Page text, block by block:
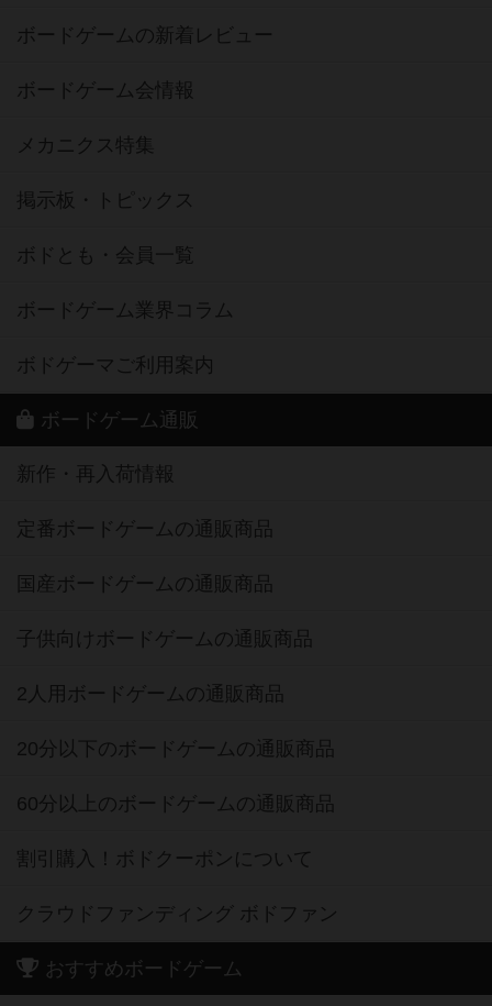
ボードゲームの新着レビュー
ボードゲーム会情報
メカニクス特集
掲示板・トピックス
ボドとも・会員一覧
ボードゲーム業界コラム
ボドゲーマご利用案内
ボードゲーム通販
新作・再入荷情報
定番ボードゲームの通販商品
国産ボードゲームの通販商品
子供向けボードゲームの通販商品
2人用ボードゲームの通販商品
20分以下のボードゲームの通販商品
60分以上のボードゲームの通販商品
割引購入！ボドクーポンについて
クラウドファンディング ボドファン
おすすめボードゲーム